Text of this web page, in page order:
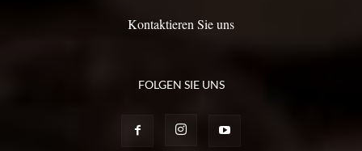
Kontaktieren Sie uns
FOLGEN SIE UNS